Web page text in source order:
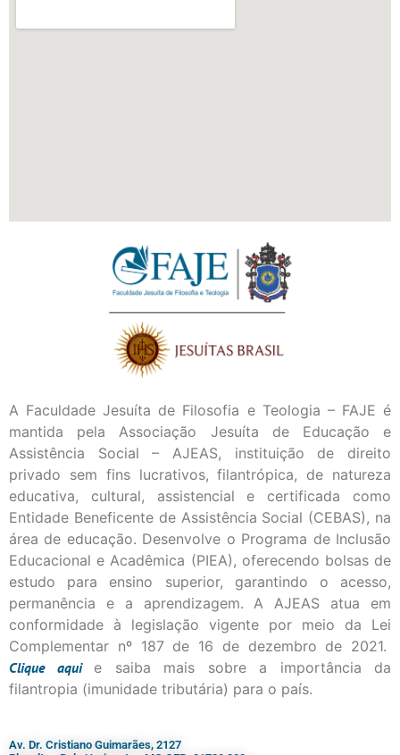
A Faculdade Jesuíta de Filosofia e Teologia – FAJE é
mantida pela Associação Jesuíta de Educação e
Assistência Social – AJEAS, instituição de direito
privado sem fins lucrativos, filantrópica, de natureza
educativa, cultural, assistencial e certificada como
Entidade Beneficente de Assistência Social (CEBAS), na
área de educação. Desenvolve o Programa de Inclusão
Educacional e Acadêmica (PIEA), oferecendo bolsas de
estudo para ensino superior, garantindo o acesso,
permanência e a aprendizagem. A AJEAS atua em
conformidade à legislação vigente por meio da Lei
Complementar nº 187 de 16 de dezembro de 2021.
Cliqueaqui
e saiba mais sobre a importância da
filantropia (imunidade tributária) para o país.
Av. Dr. Cristiano Guimarães, 2127